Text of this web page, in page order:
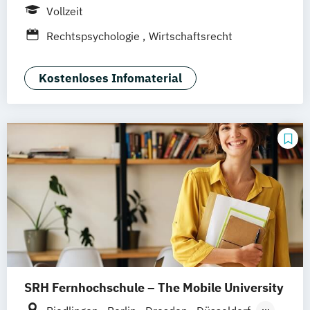
Berlin
Braunschweig Erfurt
Vollzeit
Rechtspsychologie
Wirtschaftsrecht
Kostenloses Infomaterial
SRH Fernhochschule – The Mobile University